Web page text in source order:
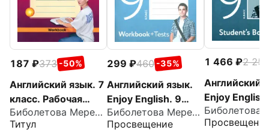
187 373 -50%
Английский язык. 7
класс. Рабочая
тетрадь к учебнику
Enjoy English. ФГОС
Биболетова Мерем Забатовна
Титул
299 460 -35%
Английский язык.
Enjoy English. 9
класс. Рабочая
тетрадь с
Биболетова Мерем Забатовна
Просвещение
1 466
2 255
Английский
Enjoy
класс.
ФГОС